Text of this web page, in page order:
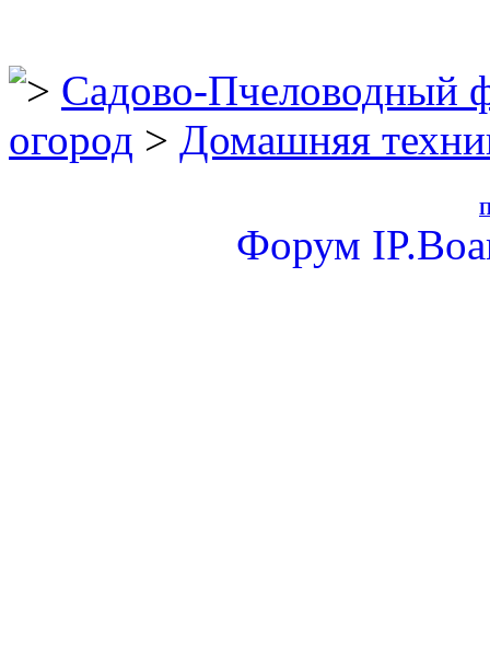
Садово-Пчеловодный
огород > Домашняя
Форум